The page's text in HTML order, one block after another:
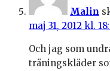
Malin
maj 31, 2012 kl.
Och jag som
träningskläder